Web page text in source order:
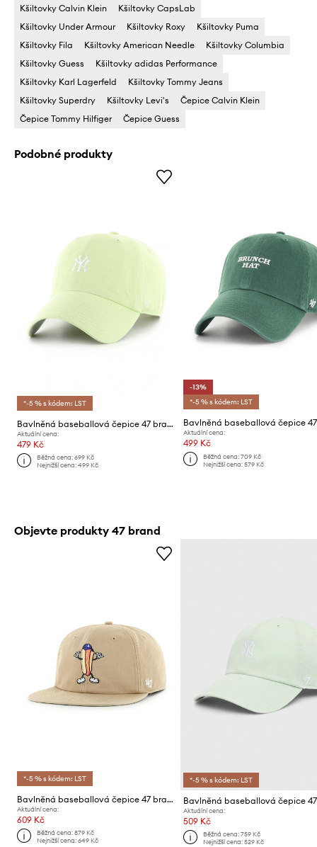
Kšiltovky Calvin Klein
Kšiltovky CapsLab
Kšiltovky Under Armour
Kšiltovky Roxy
Kšiltovky Puma
Kšiltovky Fila
Kšiltovky American Needle
Kšiltovky Columbia
Kšiltovky Guess
Kšiltovky adidas Performance
Kšiltovky Karl Lagerfeld
Kšiltovky Tommy Jeans
Kšiltovky Superdry
Kšiltovky Levi's
Čepice Calvin Klein
Čepice Tommy Hilfiger
Čepice Guess
Podobné produkty
*-5 % s kódem: LST
Bavlněná baseballová čepice 47 brand MLB New York Yankees
Aktuální cena:
479 Kč
Běžná cena:699 Kč
Nejnižší cena:499 Kč
-13%
*-5 % s kódem: LST
Aktuální cena:
499 Kč
Běžná cena: 709 Kč
Nejnižší cena: 579 Kč
Objevte produkty 47 brand
*-5 % s kódem: LST
Bavlněná baseballová čepice 47 brand MLB Los Angeles Dodgers
Aktuální cena:
609 Kč
Běžná cena:879 Kč
Nejnižší cena:649 Kč
*-5 % s kódem: LST
Aktuální cena:
509 Kč
Běžná cena: 759 Kč
Nejnižší cena: 529 Kč